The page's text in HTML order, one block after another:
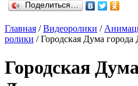
Поделиться…
Главная /Видеоролики /
ролики / Городская Дума города
Городская